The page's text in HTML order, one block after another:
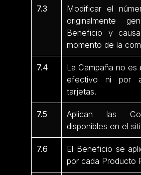
7.3
Modificar el
originalmente
Beneficio y
momento de la
7.4 La Campaña no es
efectivo ni por
tarjetas.
7.5
Aplican las
disponibles en el
7.6
El Beneficio se
por cada Producto